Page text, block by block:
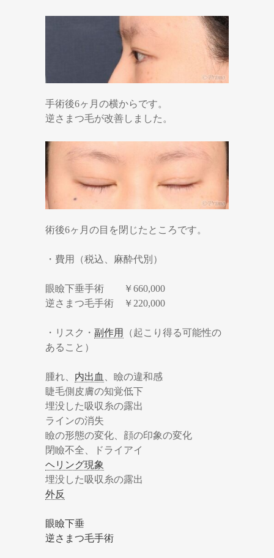
手術後6ヶ月の横からです。
逆さまつ毛が改善しました。
術後6ヶ月の目を閉じたところです。
・費用（税込、麻酔代別）
眼瞼下垂手術 ￥660,000
逆さまつ毛手術 ￥220,000
・リスク・ 副作用
（起こり得る可能性の
あること）
腫れ、 内出血
、瞼の違和感
睫毛側皮膚の知覚低下
埋没した吸収糸の露出
ラインの消失
瞼の形態の変化、顔の印象の変化
閉瞼不全、ドライアイ
ヘリング現象
埋没した吸収糸の露出
外反
眼瞼下垂
逆さまつ毛手術